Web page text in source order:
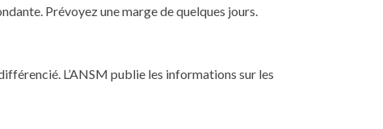
Prévoyez une marge de quelques jours.
L’ANSM publie les informations sur les